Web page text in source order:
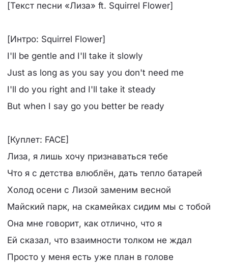
[Текст песни «Лиза» ft. Squirrel Flower]
[Интро: Squirrel Flower]
I'll be gentle and I'll take it slowly
Just as long as you say you don't need me
I'll do you right and I'll take it steady
But when I say go you better be ready
[Куплет: FACE]
Лиза, я лишь хочу признаваться тебе
Что я с детства влюблён, дать тепло батарей
Холод осени с Лизой заменим весной
Майский парк, на скамейках сидим мы с тобой
Она мне говорит, как отлично, что я
Ей сказал, что взаимности толком не ждал
Просто у меня есть уже план в голове